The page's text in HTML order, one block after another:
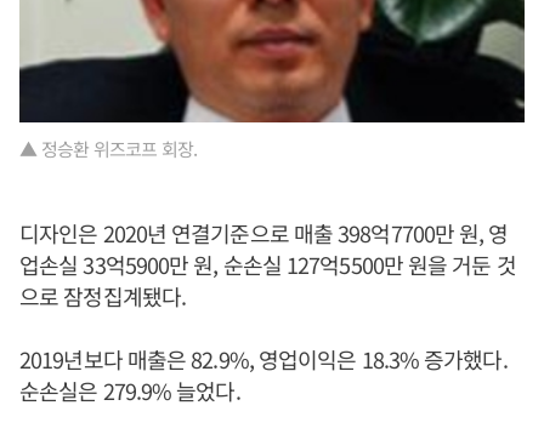
▲ 정승환 위즈코프 회장.
디자인은 2020년 연결기준으로 매출 398억7700만 원, 영
업손실 33억5900만 원, 순손실 127억5500만 원을 거둔 것
으로 잠정집계됐다.
2019년보다 매출은 82.9%, 영업이익은 18.3% 증가했다.
순손실은 279.9% 늘었다.